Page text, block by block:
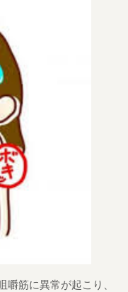
筋に異常が起こり、